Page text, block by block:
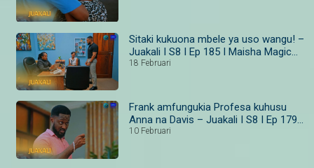
Sitaki kukuona mbele ya uso wangu! –
Juakali I S8 I Ep 185 I Maisha Magic
Bongo
18 Februari
Frank amfungukia Profesa kuhusu
Anna na Davis – Juakali I S8 I Ep 179–
181 I Maisha Magic Bongo
10 Februari